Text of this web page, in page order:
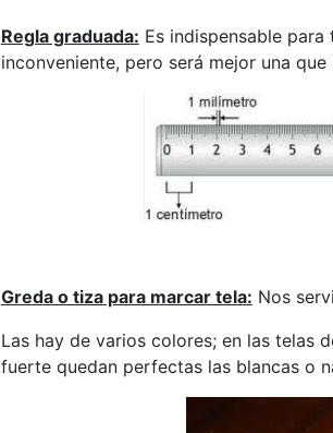
Regla graduada: Es indispensable
inconveniente, pero será mejor una
Greda o tiza para marcar tela: Nos
Las hay de varios colores; en las telas
fuerte quedan perfectas las blancas o